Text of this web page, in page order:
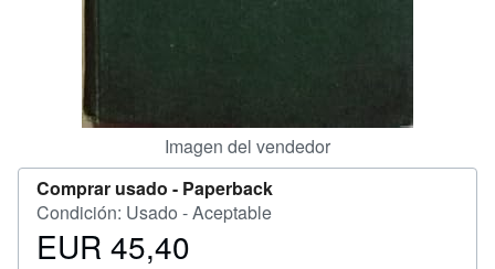
Imagen del vendedor
Comprar usado - Paperback
Condición: Usado - Aceptable
Precio
EUR 45,40